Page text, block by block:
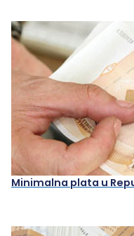
Minimalna plata u